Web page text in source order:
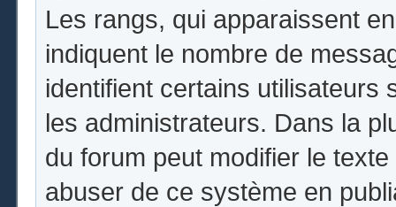
Les rangs, qui apparaissent
indiquent le nombre de
identifient certains utilisateurs
les administrateurs. Dans la
du forum peut modifier le
abuser de ce système en